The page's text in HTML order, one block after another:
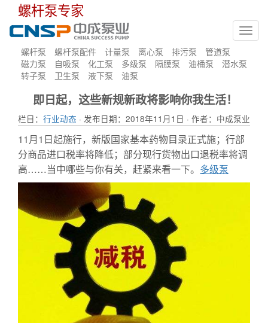
螺杆泵专家
螺杆泵 螺杆泵配件 计量泵 离心泵 排污泵
管道泵
磁力泵
自吸泵 化工泵 多级泵 隔膜泵 油桶泵
潜水泵
转子泵
卫生泵 液下泵 油泵
即日起，这些新规新政将影响你我生活！
栏目： 行业动态 · 发布日期：2018年11月1日 · 作者：中成泵业
11月1日起施行，新版国家基本药物目录正式施；行部
分商品进口税率将降低；部分现行货物出口退税率将调
高……当中哪些与你有关，赶紧来看一下。 多级泵